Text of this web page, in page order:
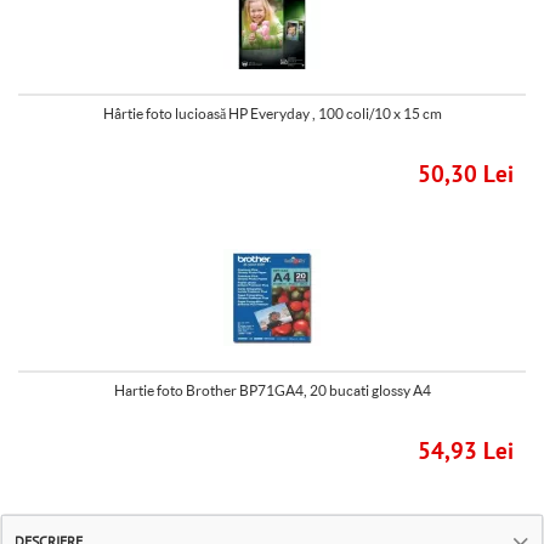
Hârtie foto lucioasă HP Everyday , 100 coli/10 x 15 cm
50,30 Lei
Hartie foto Brother BP71GA4, 20 bucati glossy A4
54,93 Lei